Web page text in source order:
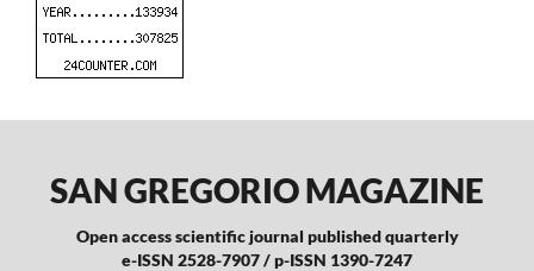
SAN GREGORIO MAGAZINE
Open access scientific journal published quarterly
e-ISSN 2528-7907 / p-ISSN 1390-7247